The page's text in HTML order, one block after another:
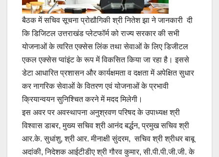
बैठक में सचिव सूचना प्रोद्यौगिकी श्री नितेश झा ने जानकारी दी
कि डिजिटल उत्तराखंड प्लेटफॉर्म को राज्य सरकार की सभी
योजनाओं के त्वरित एक्सेस लिंक तथा सेवाओं के लिए डिजीटल
एकल एक्सेस प्वांइंट के रूप में विकसित किया जा रहा है। इससे
डेटा आधारित प्रशासन और कार्यक्षमता व दक्षता में अपेक्षित सुधार
कर नागरिक सेवाओं के वितरण एवं योजनाओं के प्रभावी
क्रियान्वयन सुनिश्चित करने में मदद मिलेगी।
इस अवर पर अवस्थापना अनुश्रवण परिषद के उपाध्यक्ष श्री
विश्वास डाबर, मुख्य सचिव श्री आनंद बर्द्धन, प्रमुख सचिव श्री
आर.के. सुधांशु, श्री आर. मीनाक्षी सुंदरम, सचिव श्री श्रीधर बाबू
अदांकी, निदेशक आईटीडीए श्री गौरव कुमार, सी.पी.पी.जी.जी. के